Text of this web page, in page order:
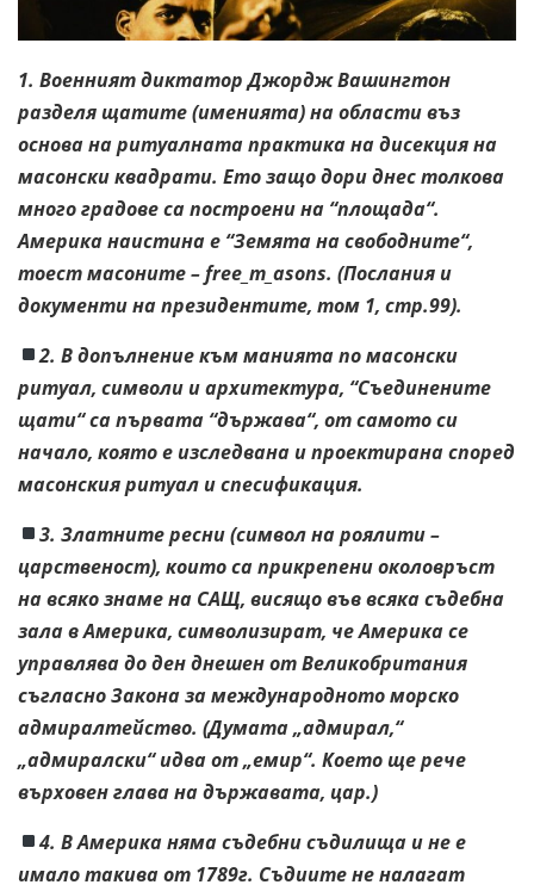
1. Военният диктатор Джордж Вашингтон
разделя щатите (именията) на области въз
основа на ритуалната практика на дисекция на
масонски квадрати. Ето защо дори днес толкова
много градове са построени на “площада“.
Америка наистина е “Земята на свободните“,
тоест масоните – free_m_asons. (Послания и
документи на президентите, том 1, стр.99).
2. В допълнение към манията по масонски
ритуал, символи и архитектура, “Съединените
щати“ са първата “държава“, от самото си
начало, която е изследвана и проектирана според
масонския ритуал и спесификация.
3. Златните ресни (символ на роялити –
царственост), които са прикрепени околовръст
на всяко знаме на САЩ, висящо във всяка съдебна
зала в Америка, символизират, че Америка се
управлява до ден днешен от Великобритания
съгласно Закона за международното морско
адмиралтейство. (Думата „адмирал,“
„адмиралски“ идва от „емир“. Което ще рече
върховен глава на държавата, цар.)
4. В Америка няма съдебни съдилища и не е
имало такива от 1789г. Съдиите не налагат